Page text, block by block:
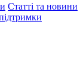
Статті та новини